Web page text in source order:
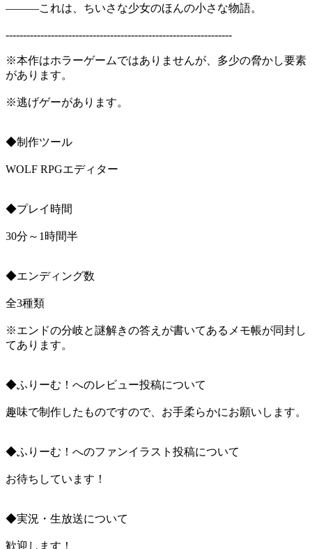
―――これは、ちいさな少女のほんの小さな物語。
-----------------------------------------------------------------
※本作はホラーゲームではありませんが、多少の脅かし要素
があります。
※逃げゲーがあります。
◆制作ツール
WOLF RPGエディター
◆プレイ時間
30分～1時間半
◆エンディング数
全3種類
※エンドの分岐と謎解きの答えが書いてあるメモ帳が同封し
てあります。
◆ふりーむ！へのレビュー投稿について
趣味で制作したものですので、お手柔らかにお願いします。
◆ふりーむ！へのファンイラスト投稿について
お待ちしています！
◆実況・生放送について
歓迎します！